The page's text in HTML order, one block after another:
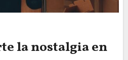
la nostalgia en